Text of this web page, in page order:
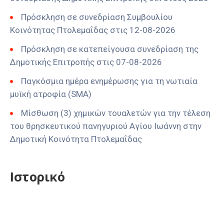
Πρόσκληση σε συνεδρίαση Συμβουλίου
Κοινότητας Πτολεμαΐδας στις 12-08-2026
Πρόσκληση σε κατεπείγουσα συνεδρίαση της
Δημοτικής Επιτροπής στις 07-08-2026
Παγκόσμια ημέρα ενημέρωσης για τη νωτιαία
μυϊκή ατροφία (SMA)
Μίσθωση (3) χημικών τουαλετών για την τέλεση
του θρησκευτικού πανηγυριού Αγίου Ιωάννη στην
Δημοτική Κοινότητα Πτολεμαΐδας
Ιστορικό